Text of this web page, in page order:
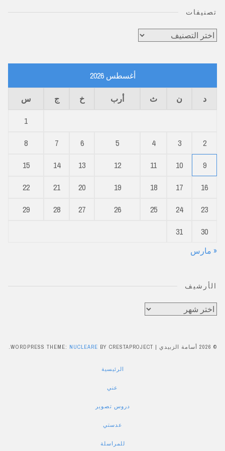
تصنيفات
تصنيفات
أغسطس 2026
د ن ث أرب خ ج
س
1
2
3
4
5
6
7
8
9
10
11
12
13
14
15
16
17
18
19
20
21
22
23
24
25
26
27
28
29
30
31
« مارس
الأرشيف
الأرشيف
© 2026 أسامة الزبيدي |
WORDPRESS THEME: NUCLEARE BY CRESTAPROJECT.
الرئيسية
عني
دروس تصوير
عدستي
للمراسلة